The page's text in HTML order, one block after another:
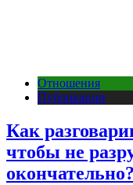
Отношения
Публикации
Как
чтобы не
окончательно?